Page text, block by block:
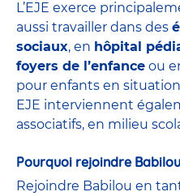
L’EJE exerce
aussi travailler dans des
sociaux, en hôpital
foyers de l’enfance ou
pour enfants en
EJE interviennent
associatifs, en milieu
Pourquoi rejoindre
Rejoindre Babilou en